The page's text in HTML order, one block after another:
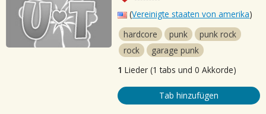
(Vereinigte staaten von amerika)
hardcore
punk
punk rock
rock
garage punk
1 Lieder (1 tabs und 0 Akkorde)
Tab hinzufügen